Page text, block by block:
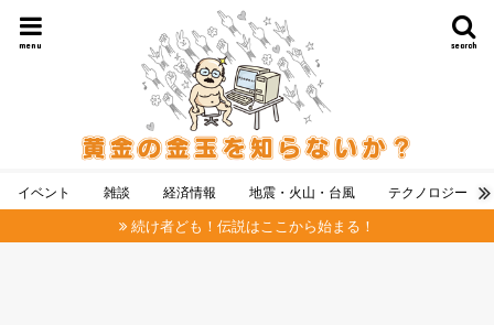
search
menu
イベント 雑談 経済情報 地震・火山・台風 テクノロジー
続け者ども！伝説はここから始まる！